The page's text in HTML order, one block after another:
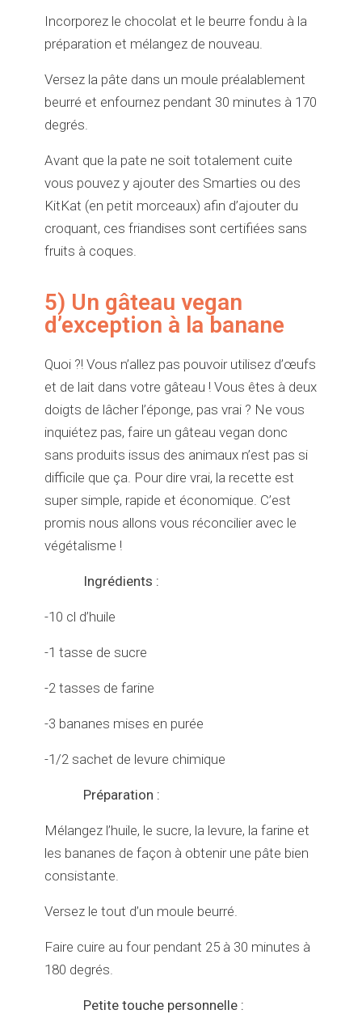
Incorporez le chocolat et le beurre fondu à la
préparation et mélangez de nouveau.
Versez la pâte dans un moule préalablement
beurré et enfournez pendant 30 minutes à 170
degrés.
Avant que la pate ne soit totalement cuite
vous pouvez y ajouter des Smarties ou des
KitKat (en petit morceaux) afin d’ajouter du
croquant, ces friandises sont certifiées sans
fruits à coques.
5) Un gâteau vegan
d’exception à la banane
Quoi ?! Vous n’allez pas pouvoir utilisez d’œufs
et de lait dans votre gâteau ! Vous êtes à deux
doigts de lâcher l’éponge, pas vrai ? Ne vous
inquiétez pas, faire un gâteau vegan donc
sans produits issus des animaux n’est pas si
difficile que ça. Pour dire vrai, la recette est
super simple, rapide et économique. C’est
promis nous allons vous réconcilier avec le
végétalisme !
Ingrédients :
-10 cl d’huile
-1 tasse de sucre
-2 tasses de farine
-3 bananes mises en purée
-1/2 sachet de levure chimique
Préparation :
Mélangez l’huile, le sucre, la levure, la farine et
les bananes de façon à obtenir une pâte bien
consistante.
Versez le tout d’un moule beurré.
Faire cuire au four pendant 25 à 30 minutes à
180 degrés.
Petite touche personnelle :